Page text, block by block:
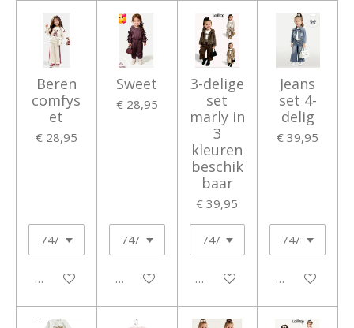
Beren
comfys
et
€ 28,95
In winkelwagen
Sweet
€ 28,95
In winkelwagen
3-delige
set
marly in
3
kleuren
beschik
baar
€ 39,95
In winkelwagen
Jeans
set 4-
delig
€ 39,95
In